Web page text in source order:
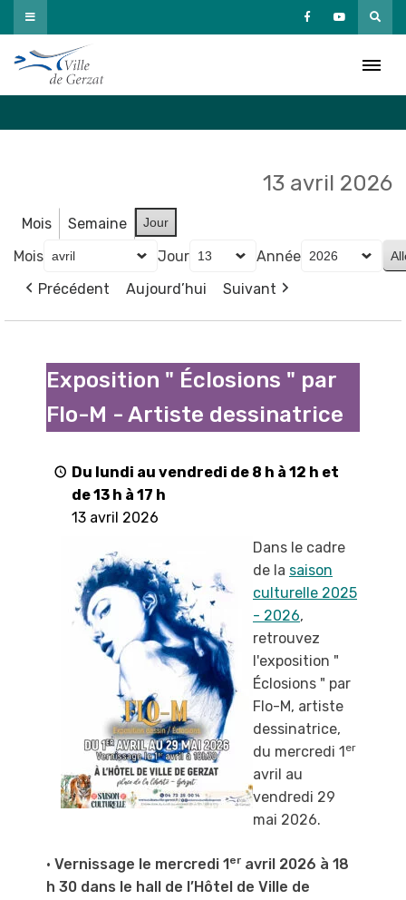
Passer
au
contenu
13 avril 2026
Mois Semaine Jour
Mois Jour
Année
Précédent
Aujourd’hui Suivant
Éclosions
Exposition " Éclosions " par
Flo-M - Artiste dessinatrice
Du lundi au vendredi de 8 h à 12 h et
de 13 h à 17 h
13 avril 2026
Dans le cadre
de la saison
culturelle 2025
- 2026,
retrouvez
l'exposition "
Éclosions " par
Flo-M, artiste
dessinatrice,
du mercredi 1er
avril au
vendredi 29
mai 2026.
• Vernissage le mercredi 1er avril 2026 à 18
h 30 dans le hall de l’Hôtel de Ville de